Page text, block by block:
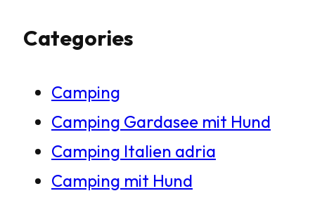
c
Categories
Camping
Camping Gardasee mit Hund
Camping Italien adria
Camping mit Hund